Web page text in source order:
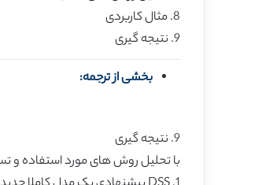
8. مثال کاربردی
9. نتیجه گیری
بخشی از ترجمه:
9. نتیجه گیری
با تحلیل روش های مورد استفاده و